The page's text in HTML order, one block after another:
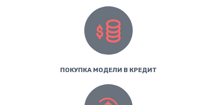
ПОКУПКА МОДЕЛИ В КРЕДИТ